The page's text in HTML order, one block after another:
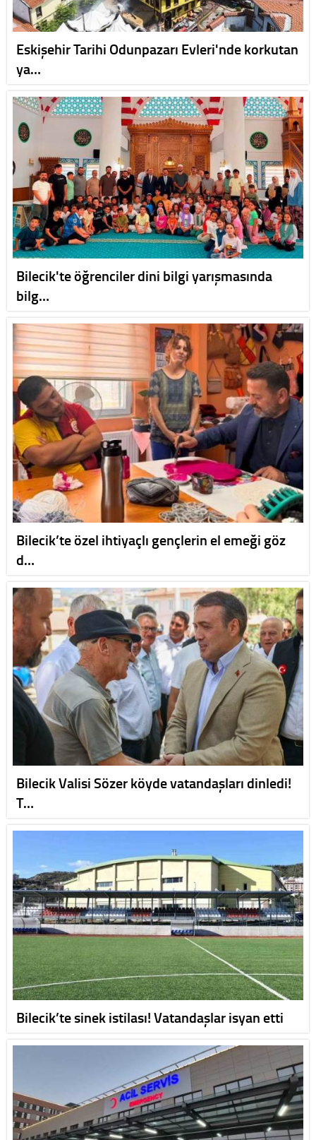
Eskişehir Tarihi Odunpazarı Evleri'nde korkutan
ya…
Bilecik'te öğrenciler dini bilgi yarışmasında
bilg…
Bilecik’te özel ihtiyaçlı gençlerin el emeği göz
d…
Bilecik Valisi Sözer köyde vatandaşları dinledi!
T…
Bilecik’te sinek istilası! Vatandaşlar isyan etti